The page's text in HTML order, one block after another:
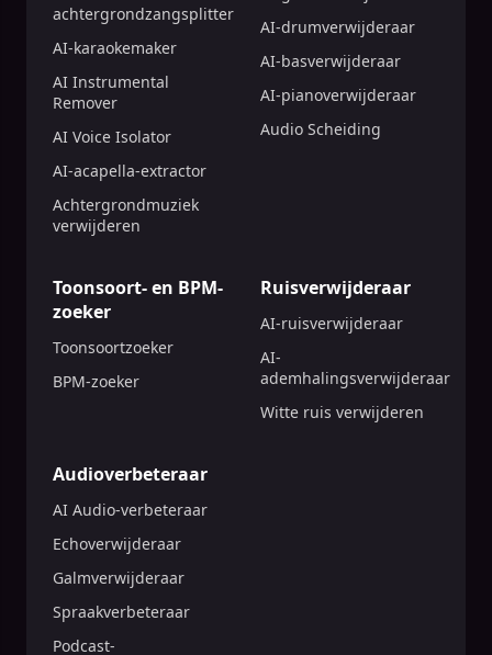
achtergrondzangsplitter
AI-karaokemaker
AI Instrumental
Remover
AI Voice Isolator
AI-acapella-extractor
Achtergrondmuziek
verwijderen
AI-drumverwijderaar
AI-basverwijderaar
AI-pianoverwijderaar
Audio Scheiding
Toonsoort- en BPM-
zoeker
Toonsoortzoeker
BPM-zoeker
Ruisverwijderaar
AI-ruisverwijderaar
AI-
ademhalingsverwijderaar
Witte ruis verwijderen
Audioverbeteraar
AI Audio-verbeteraar
Echoverwijderaar
Galmverwijderaar
Spraakverbeteraar
Podcast-